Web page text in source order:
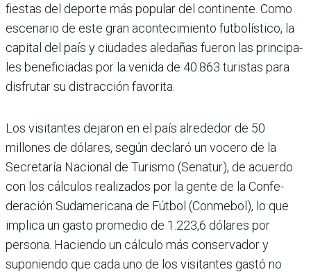
fiestas del deporte más popular del continente. Como
escenario de este gran acontecimiento futbolístico, la
capital del país y ciudades aledañas fueron las principa­
les beneficiadas por la venida de 40.863 turis­tas para
disfrutar su distracción favorita.
Los visitantes dejaron en el país alrededor de 50
millones de dólares, según declaró un vocero de la
Secretaría Nacional de Turismo (Senatur), de acuerdo
con los cál­culos realizados por la gente de la Confe­
deración Sudamericana de Fútbol (Con­mebol), lo que
implica un gasto promedio de 1.223,6 dólares por
persona. Haciendo un cálculo más conservador y
suponiendo que cada uno de los visitantes gastó no